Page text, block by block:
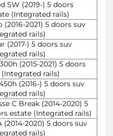
SW (2019-) 5 doors
(Integrated rails)
(2016-2021) 5 doors suv
rails)
(2017-) 5 doors suv
rails)
(2015-2021) 5 doors
(Integrated rails)
(2016-) 5 doors suv
rails)
C Break (2014-2020) 5
estate (Integrated rails)
(2014-2020) 5 doors suv
rails)